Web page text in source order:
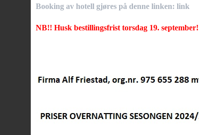
Booking av hotell gjøres på denne linken: link
NB!! Husk bestillingsfrist torsdag 19. september!